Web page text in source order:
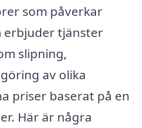
som påverkar
erbjuder tjänster
slipning,
av olika
priser baserat på en
Här är några